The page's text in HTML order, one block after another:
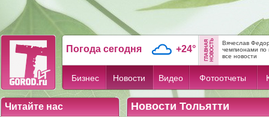
Погода сегодня +24°
Вячеслав
чемпионами по
все новости
Бизнес Новости Видео Фотоотчеты
Читайте нас Новости Тольятти